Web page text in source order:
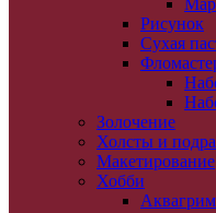
Рисунок
Сухая
Золочение
Холсты и
Макетирование
Хобби
Аквагрим